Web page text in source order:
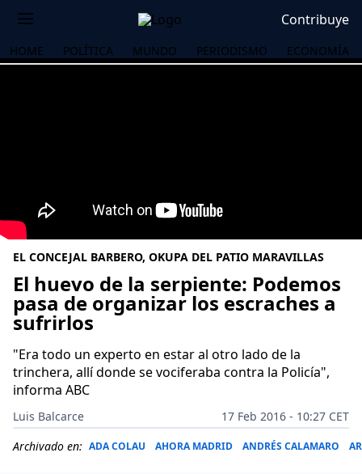
Contribuye
HOME POLÍTICA MUNDO PERIODISMO ECONOMÍA
EL CONCEJAL BARBERO, OKUPA DEL PATIO MARAVILLAS
El huevo de la serpiente: Podemos
pasa de organizar los escraches a
sufrirlos
"Era todo un experto en estar al otro lado de la
trinchera, allí donde se vociferaba contra la Policía",
informa ABC
Luis Balcarce
17 Feb 2016 - 10:27 CET
Archivado en: ADA COLAU AHORA MADRID ANDRÉS CALAMARO